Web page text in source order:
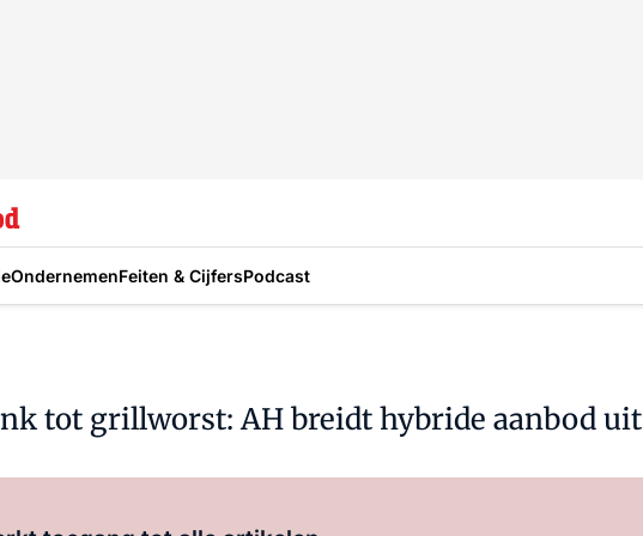
OndernemenFeiten & CijfersPodcast
tot grillworst: AH breidt hybride aanbod uit